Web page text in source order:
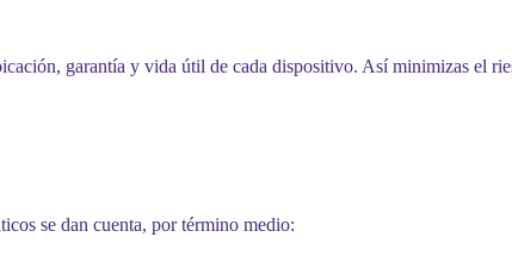
garantía y vida útil de cada dispositivo. Así minimizas el
se dan cuenta, por término medio: